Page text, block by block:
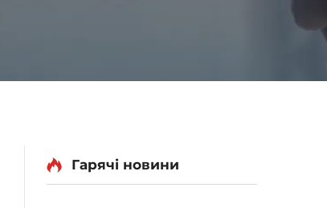
Гарячі новини